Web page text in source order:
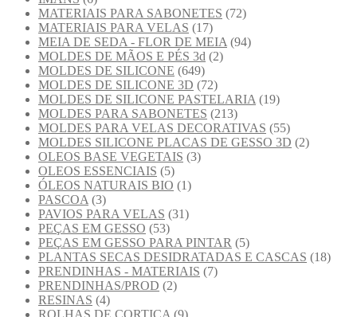
MATERIAIS PARA SABONETES (72)
MATERIAIS PARA VELAS (17)
MEIA DE SEDA - FLOR DE MEIA (94)
MOLDES DE MÃOS E PÉS 3d (2)
MOLDES DE SILICONE (649)
MOLDES DE SILICONE 3D (72)
MOLDES DE SILICONE PASTELARIA (19)
MOLDES PARA SABONETES (213)
MOLDES PARA VELAS DECORATIVAS (55)
MOLDES SILICONE PLACAS DE GESSO 3D (2)
OLEOS BASE VEGETAIS (3)
OLEOS ESSENCIAIS (5)
ÓLEOS NATURAIS BIO (1)
PASCOA (3)
PAVIOS PARA VELAS (31)
PEÇAS EM GESSO (53)
PEÇAS EM GESSO PARA PINTAR (5)
PLANTAS SECAS DESIDRATADAS E CASCAS (18)
PRENDINHAS - MATERIAIS (7)
PRENDINHAS/PROD (2)
RESINAS (4)
ROLHAS DE CORTIÇA (9)